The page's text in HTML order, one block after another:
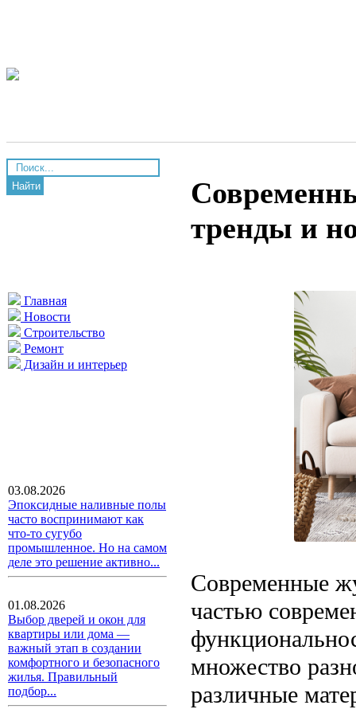
Найти
Главная
Новости
Строительство
Ремонт
Дизайн и интерьер
03.08.2026
Эпоксидные наливные полы
часто воспринимают как
что-то сугубо
промышленное. Но на самом
деле это решение активно...
01.08.2026
Выбор дверей и окон для
квартиры или дома —
важный этап в создании
комфортного и безопасного
жилья. Правильный
подбор...
тренды и
Современные
частью
множество
различные